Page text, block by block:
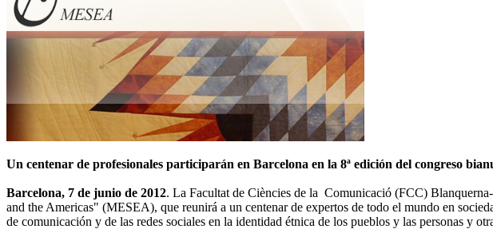
Un centenar de profesionales participarán en Barcelona en la 8ª edición del congreso
Barcelona, 7 de junio de 2012. La Facultat de Ciències de la Comunicació (FCC)
and the Americas" (MESEA), que reunirá a un centenar de expertos de todo el mundo en
de comunicación y de las redes sociales en la identidad étnica de los pueblos y las personas y